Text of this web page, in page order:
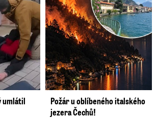
umlátil
Požár u oblíbeného italského
jezera Čechů!